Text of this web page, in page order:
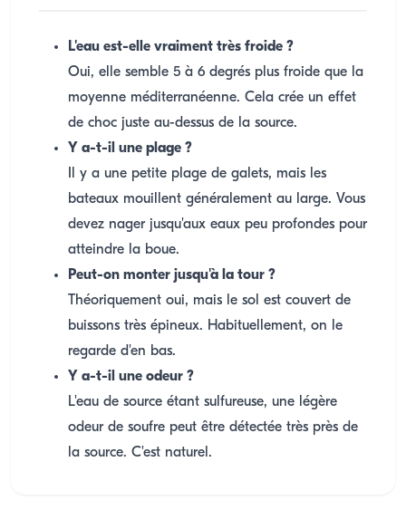
L'eau est-elle vraiment très froide ?
Oui, elle semble 5 à 6 degrés plus froide que la
moyenne méditerranéenne. Cela crée un effet
de choc juste au-dessus de la source.
Y a-t-il une plage ?
Il y a une petite plage de galets, mais les
bateaux mouillent généralement au large. Vous
devez nager jusqu'aux eaux peu profondes pour
atteindre la boue.
Peut-on monter jusqu'à la tour ?
Théoriquement oui, mais le sol est couvert de
buissons très épineux. Habituellement, on le
regarde d'en bas.
Y a-t-il une odeur ?
L'eau de source étant sulfureuse, une légère
odeur de soufre peut être détectée très près de
la source. C'est naturel.